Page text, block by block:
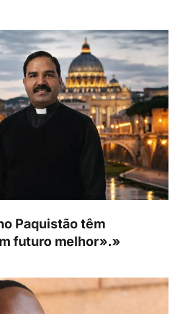
Paquistão têm
futuro melhor».»